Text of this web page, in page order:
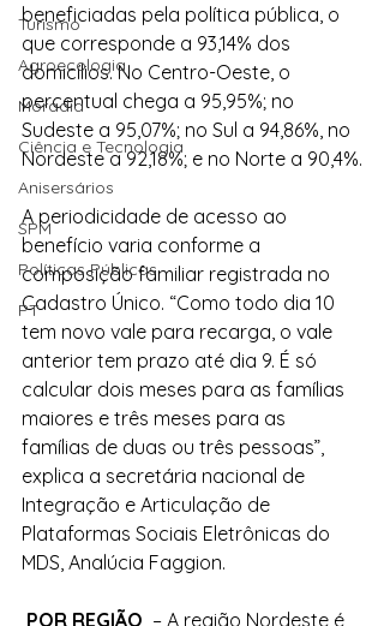
Turismo
Agroecologia
Moradia
Ciência e Tecnologia
Anisersários
SPM
Políticas Públicas
PT
beneficiadas pela política pública, o
que corresponde a 93,14% dos
domicílios. No Centro-Oeste, o
percentual chega a 95,95%; no
Sudeste a 95,07%; no Sul a 94,86%, no
Nordeste a 92,18%; e no Norte a 90,4%.
A periodicidade de acesso ao
benefício varia conforme a
composição familiar registrada no
Cadastro Único. “Como todo dia 10
tem novo vale para recarga, o vale
anterior tem prazo até dia 9. É só
calcular dois meses para as famílias
maiores e três meses para as
famílias de duas ou três pessoas”,
explica a secretária nacional de
Integração e Articulação de
Plataformas Sociais Eletrônicas do
MDS, Analúcia Faggion.
POR REGIÃO – A região Nordeste é